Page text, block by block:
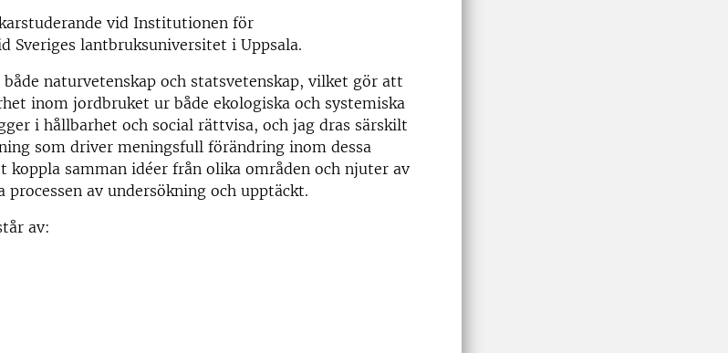
vid Institutionen för
Sveriges lantbruksuniversitet i Uppsala.
naturvetenskap och statsvetenskap, vilket gör att
inom jordbruket ur både ekologiska och systemiska
i hållbarhet och social rättvisa, och jag dras särskilt
som driver meningsfull förändring inom dessa
koppla samman idéer från olika områden och njuter av
av undersökning och upptäckt.
av: